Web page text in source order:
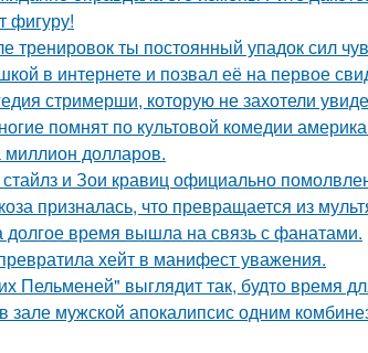
фигуру!
тренировок ты постоянный упадок сил
в интернете и позвал её на первое
стримерши, которую не захотели
помнят по культовой комедии
миллион долларов.
и Зои кравиц официально
призналась, что превращается из
время вышла на связь с фанатами.
хейт в манифест уважения.
Пельменей" выглядит так, будто время
зале мужской апокалипсис одним